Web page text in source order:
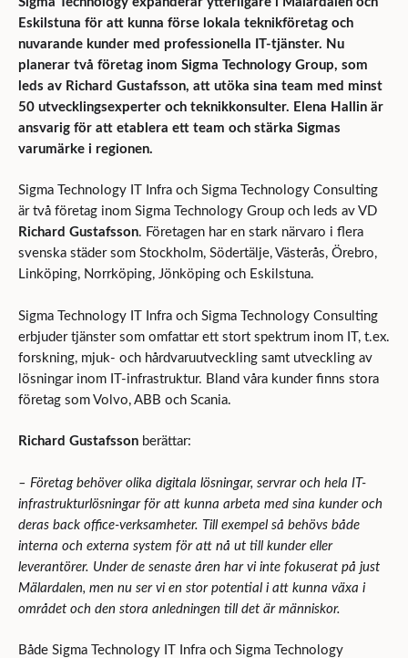
Eskilstuna för att kunna förse lokala teknikföretag och
nuvarande kunder med professionella IT-tjänster. Nu
planerar två företag inom Sigma Technology Group, som
leds av Richard Gustafsson, att utöka sina team med minst
50 utvecklingsexperter och teknikkonsulter. Elena Hallin är
ansvarig för att etablera ett team och stärka Sigmas
varumärke i regionen.
Sigma Technology IT Infra och Sigma Technology Consulting
är två företag inom Sigma Technology Group och leds av VD
Richard Gustafsson. Företagen har en stark närvaro i flera
svenska städer som Stockholm, Södertälje, Västerås, Örebro,
Linköping, Norrköping, Jönköping och Eskilstuna.
Sigma Technology IT Infra och Sigma Technology Consulting
erbjuder tjänster som omfattar ett stort spektrum inom IT, t.ex.
forskning, mjuk- och hårdvaruutveckling samt utveckling av
lösningar inom IT-infrastruktur. Bland våra kunder finns stora
företag som Volvo, ABB och Scania.
Richard Gustafsson berättar:
– Företag behöver olika digitala lösningar, servrar och hela IT-
infrastrukturlösningar för att kunna arbeta med sina kunder och
deras back office-verksamheter. Till exempel så behövs både
interna och externa system för att nå ut till kunder eller
leverantörer. Under de senaste åren har vi inte fokuserat på just
Mälardalen, men nu ser vi en stor potential i att kunna växa i
området och den stora anledningen till det är människor.
Både Sigma Technology IT Infra och Sigma Technology